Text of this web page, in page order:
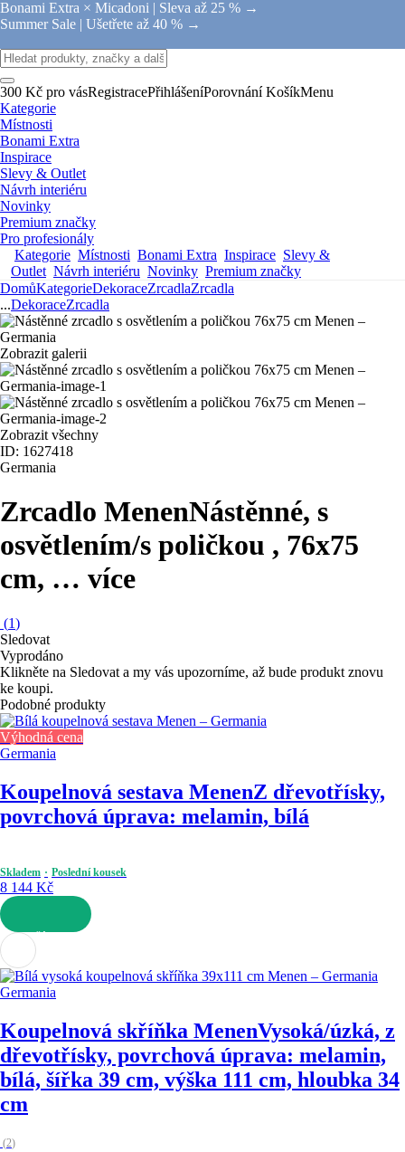
Bonami Extra × Micadoni | Sleva až 25 % →
Summer Sale | Ušetřete až 40 % →
300 Kč pro vásRegistracePřihlášeníPorovnání KošíkMenu
Kategorie
Místnosti
Bonami Extra
Inspirace
Slevy & Outlet
Návrh interiéru
Novinky
Premium značky
Pro profesionály
Kategorie Místnosti Bonami Extra Inspirace Slevy &
Outlet Návrh interiéru Novinky Premium značky
DomůKategorieDekoraceZrcadlaZrcadla
...DekoraceZrcadla
Zobrazit galerii
Zobrazit všechny
ID: 1627418
Germania
Zrcadlo MenenNástěnné, s
osvětlením/s poličkou , 76x75
cm, … více
(1)
Sledovat
Vyprodáno
Klikněte na Sledovat a my vás upozorníme, až bude produkt znovu
ke koupi.
Podobné produkty
Výhodná cena
Germania
Koupelnová sestava MenenZ dřevotřísky,
povrchová úprava: melamin, bílá
Skladem Poslední kousek
8 144 Kč
DO KOŠÍKU
Germania
Koupelnová skříňka MenenVysoká/úzká, z
dřevotřísky, povrchová úprava: melamin,
bílá, šířka 39 cm, výška 111 cm, hloubka 34
cm
(2)